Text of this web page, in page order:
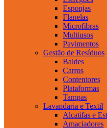
Esponjas
Flanelas
Microfibras
Multiusos
Pavimentos
Gestão de Resíduos
Baldes
Carros
Contentores
Plataformas
Tampas
Lavandaria e Textil
Alcatifas e
Amaciadores